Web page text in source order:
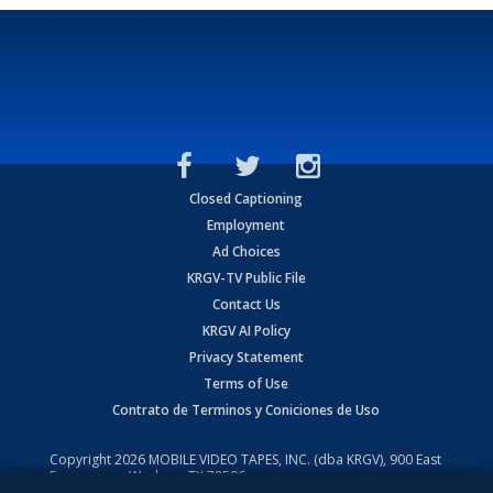
Closed Captioning
Employment
Ad Choices
KRGV-TV Public File
Contact Us
KRGV AI Policy
Privacy Statement
Terms of Use
Contrato de Terminos y Coniciones de Uso
Copyright2026 MOBILE VIDEO TAPES, INC. (dba KRGV), 900 East
Expressway, Weslaco, TX 78596.